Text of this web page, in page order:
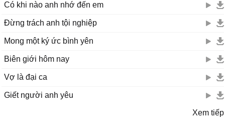
Có khi nào anh nhớ đến em
Đừng trách anh tội nghiệp
Mong một ký ức bình yên
Biên giới hôm nay
Vợ là đại ca
Giết người anh yêu
Xem tiếp